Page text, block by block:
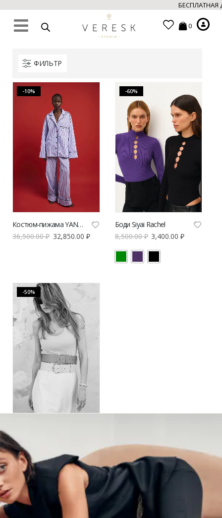
0
ФИЛЬТР
-10%
Костюм-пижама YANA BESFAMILNAYA синего цвета | VERESK studio
36,500.00₽ 32,850.00 ₽
-60%
Боди Siyai Rachel
8,500.00₽ 3,400.00₽
-50%
3,500.00